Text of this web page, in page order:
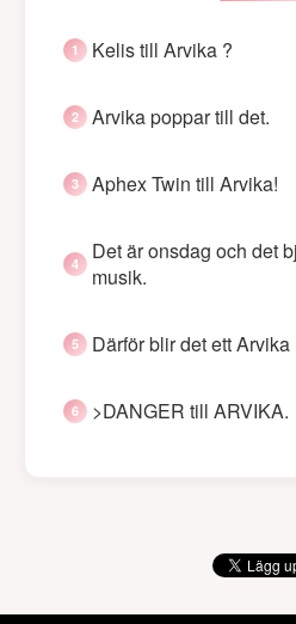
Kelis till Arvika ?
Arvika poppar till det.
Aphex Twin till Arvika!
Det är onsdag och det
musik.
Därför blir det ett
>DANGER till ARVIKA.